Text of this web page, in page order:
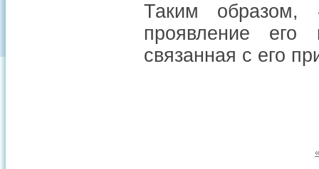
Таким образом,
проявление его
связанная с его